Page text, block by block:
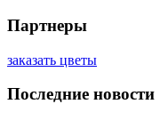
Партнеры
заказать цветы
Последние новости